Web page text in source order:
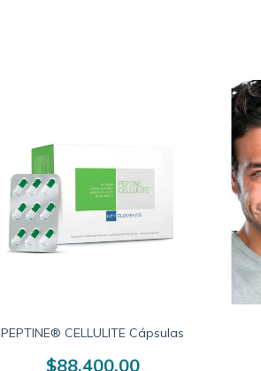
PEPTINE® CELLULITE Cápsulas
$88.400,00